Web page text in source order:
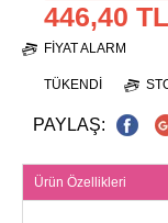
446,40 TL
FIYAT ALARM
TÜKENDI
PAYLAŞ:
Ürün Özellikleri